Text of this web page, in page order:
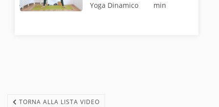
Yoga Dinamico
min
TORNA ALLA LISTA VIDEO